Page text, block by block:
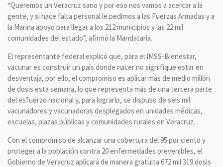
“Queremos un Veracruz sano y por eso nos vamos a acercar a la
gente, y si hace falta personal le pedimos a las Fuerzas Armadas y a
la Marina apoyo para llegar a los 212 municipios y las 22 mil
comunidades del estado”, afirmó la Mandataria.
El representante federal explicó que, para el IMSS-Bienestar,
vacunar es construir un país donde nacer no signifique estar en
desventaja, por ello, el compromiso es aplicar más de medio millón
de dosis esta semana, lo que representa más de una tercera parte
del esfuerzo nacional y, para lograrlo, se dispuso de seis mil
vacunadores y vacunadoras desplegados en unidades médicas,
escuelas, plazas públicas y comunidades rurales en Veracruz.
Con el compromiso de alcanzar una cobertura del 95 por ciento y
proteger a la población contra 20 enfermedades prevenibles, el
Gobierno de Veracruz aplicará de manera gratuita 672 mil 319 dosis